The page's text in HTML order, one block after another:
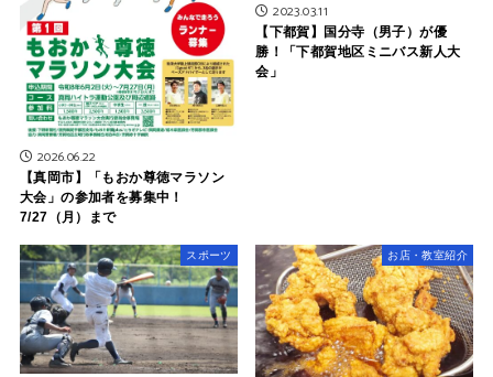
2026.06.22
【真岡市】「もおか尊徳マラソン
大会」の参加者を募集中！
7/27（月）まで
2023.03.11
【下都賀】国分寺（男子）が優
勝！「下都賀地区ミニバス新人大
会」
スポーツ お店・教室紹介